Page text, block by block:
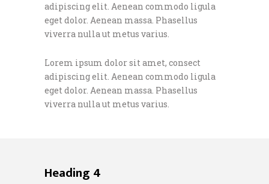
adipiscing elit. Aenean commodo ligula
eget dolor. Aenean massa. Phasellus
viverra nulla ut metus varius.
Lorem ipsum dolor sit amet, consect
adipiscing elit. Aenean commodo ligula
eget dolor. Aenean massa. Phasellus
viverra nulla ut metus varius.
Heading 4